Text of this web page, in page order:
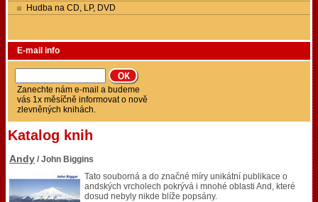
Hudba na CD, LP, DVD
E-mail info
Zanechte nám e-mail a budeme
vás 1x měsíčně informovat o nově
zlevněných knihách.
Katalog knih
Andy / John Biggins
Tato souborná a do značné míry unikátní publikace o
andských vrcholech pokrývá i mnohé oblasti And, které
dosud nebyly nikde blíže popsány.